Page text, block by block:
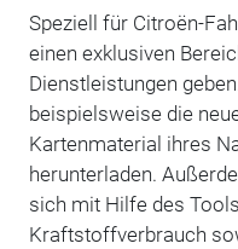
Speziell für Citroën-
einen exklusiven
Dienstleistungen
beispielsweise die
Kartenmaterial ihres
herunterladen.
sich mit Hilfe des
Kraftstoffverbrauch